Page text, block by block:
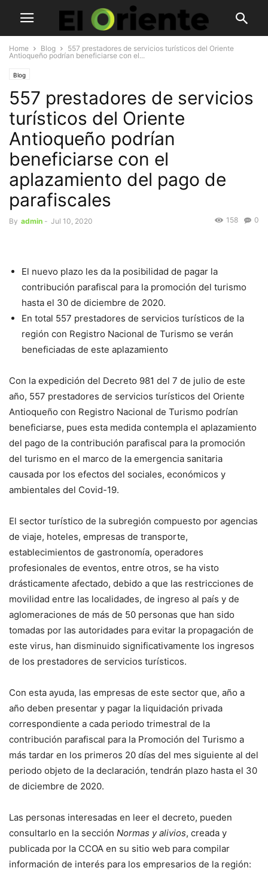
Home Blog
557 prestadores de servicios turísticos del Oriente
Antioqueño podrían beneficiarse con el...
Blog
557 prestadores de servicios
turísticos del Oriente
Antioqueño podrían
beneficiarse con el
aplazamiento del pago de
parafiscales
By admin - Jul 10, 2020 0
158
El nuevo plazo les da la posibilidad de pagar la
contribución parafiscal para la promoción del turismo
hasta el 30 de diciembre de 2020.
En total 557 prestadores de servicios turísticos de la
región con Registro Nacional de Turismo se verán
beneficiadas de este aplazamiento
Con la expedición del Decreto 981 del 7 de julio de este
año, 557 prestadores de servicios turísticos del Oriente
Antioqueño con Registro Nacional de Turismo podrían
beneficiarse, pues esta medida contempla el aplazamiento
del pago de la contribución parafiscal para la promoción
del turismo en el marco de la emergencia sanitaria
causada por los efectos del sociales, económicos y
ambientales del Covid-19.
El sector turístico de la subregión compuesto por agencias
de viaje, hoteles, empresas de transporte,
establecimientos de gastronomía, operadores
profesionales de eventos, entre otros, se ha visto
drásticamente afectado, debido a que las restricciones de
movilidad entre las localidades, de ingreso al país y de
aglomeraciones de más de 50 personas que han sido
tomadas por las autoridades para evitar la propagación de
este virus, han disminuido significativamente los ingresos
de los prestadores de servicios turísticos.
Con esta ayuda, las empresas de este sector que, año a
año deben presentar y pagar la liquidación privada
correspondiente a cada periodo trimestral de la
contribución parafiscal para la Promoción del Turismo a
más tardar en los primeros 20 días del mes siguiente al del
periodo objeto de la declaración, tendrán plazo hasta el 30
de diciembre de 2020.
Las personas interesadas en leer el decreto, pueden
consultarlo en la sección Normas y alivios, creada y
publicada por la CCOA en su sitio web para compilar
información de interés para los empresarios de la región: